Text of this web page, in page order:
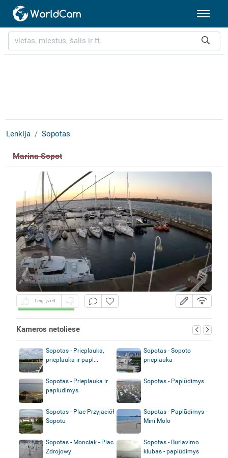
Lenkija Sopotas
Marina Sopot
Teig. įvert.
Kameros netoliese
Sopotas - Prieplauka,
prieplauka ir papl...
Sopotas - Sopoto
prieplauka
Sopotas - Prieplauka ir
paplūdimys
Sopotas - Paplūdimys
Sopotas - Plac Przyjaciół
Sopotu
Sopotas - Paplūdimys -
Mini Molo
Sopotas - Monciak - Plac
Zdrojowy
Sopotas - Buriavimo
klubas - paplūdimys